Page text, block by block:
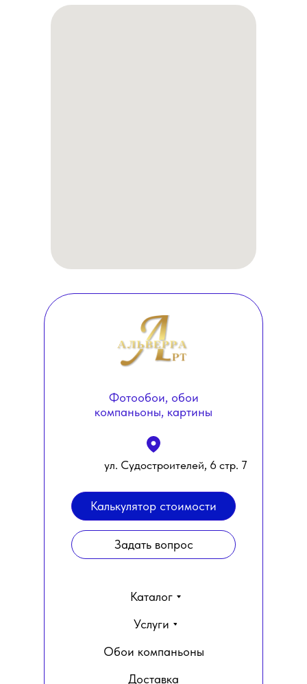
Задать вопрос
Доставка
Обои компаньоны
Услуги
Каталог
Калькулятор стоимости
ул. Судостроителей, 6 стр. 7
Фотообои, обои
компаньоны, картины